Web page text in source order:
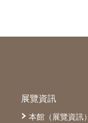
展覽資訊
本館（展覽資訊）